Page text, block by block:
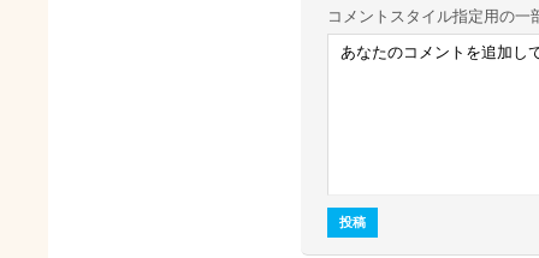
コメント スタイル指定用の一